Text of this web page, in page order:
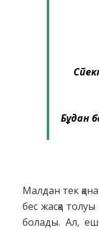
Бұдан
Малдан тек
бес жасқа
болады. Ал,